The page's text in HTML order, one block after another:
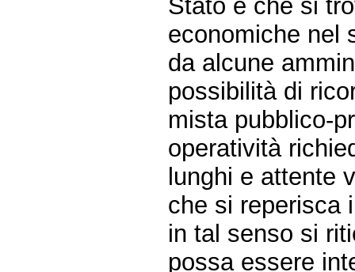
Stato e che si
economiche nel
da alcune
possibilità di
mista pubblico-
operatività
lunghi e attente
che si reperisca
in tal senso si
possa essere